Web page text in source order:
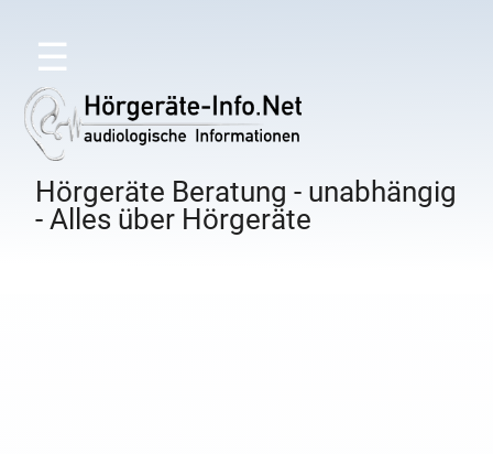
☰
Hörgeräte Beratung - unabhängig
- Alles über Hörgeräte